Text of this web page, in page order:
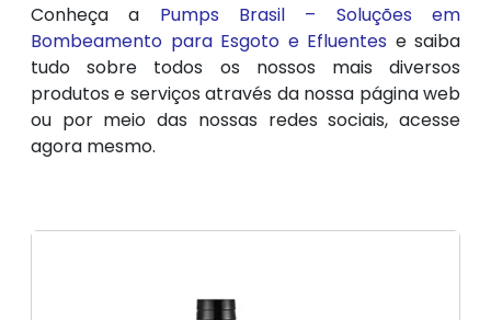
Conheça a Pumps Brasil – Soluções em
Bombeamento para Esgoto e Efluentes e saiba
tudo sobre todos os nossos mais diversos
produtos e serviços através da nossa página web
ou por meio das nossas redes sociais, acesse
agora mesmo.